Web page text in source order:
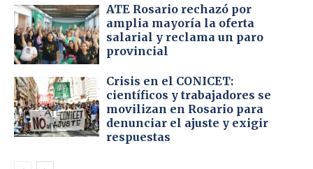
ATE Rosario rechazó por
amplia mayoría la oferta
salarial y reclama un paro
provincial
Crisis en el CONICET:
científicos y trabajadores se
movilizan en Rosario para
denunciar el ajuste y exigir
respuestas